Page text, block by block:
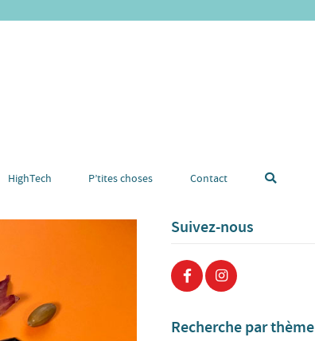
HighTech P’tites choses Contact
Suivez-nous
Recherche par thème